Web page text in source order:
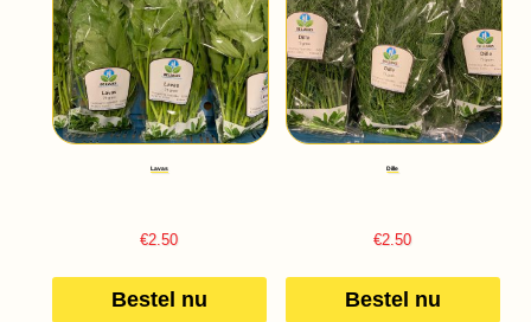
Lavas
€2.50
Bestel nu
Dille
€2.50
Bestel nu